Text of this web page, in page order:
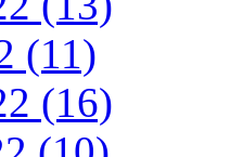
(11)
(16)